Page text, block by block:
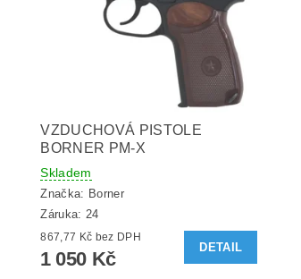
VZDUCHOVÁ PISTOLE
BORNER PM-X
Skladem
Značka: Borner
Záruka: 24
867,77 Kč bez DPH
1 050 Kč
DETAIL